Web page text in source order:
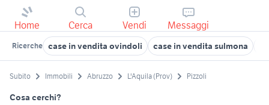
Home Cerca Vendi Messaggi
Ricerche case in vendita ovindoli case in vendita sulmona
Subito Immobili Abruzzo L'Aquila (Prov) Pizzoli
Cosa cerchi?